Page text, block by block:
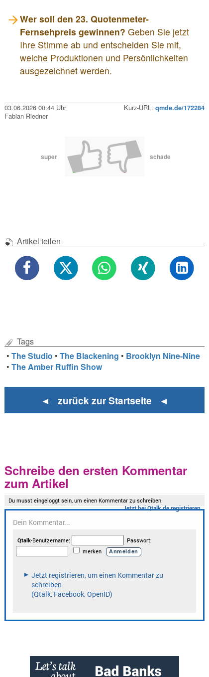
Wer soll den 23. Quotenmeter-
Fernsehpreis gewinnen? Geben Sie jetzt
Ihre Stimme ab und entscheiden Sie mit,
welche Produktionen und Persönlichkeiten
ausgezeichnet werden.
03.06.2026 00:44 Uhr Kurz-URL: qmde.de/172284
Fabian Riedner
super schade
Artikel teilen
Tags
•The Studio •The Blackening • Brooklyn Nine-Nine
•The Amber Ruffin Show
◄ zurück zur Startseite ◄
Schreibe den ersten Kommentar
zum Artikel